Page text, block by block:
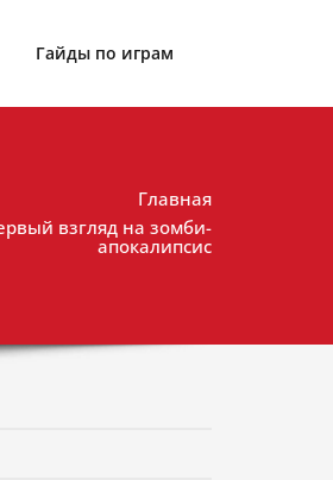
Гайды по играм
Главная
взгляд на зомби-
апокалипсис